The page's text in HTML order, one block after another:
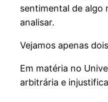
sentimental de algo
analisar.
Vejamos apenas
Em matéria no
arbitrária e